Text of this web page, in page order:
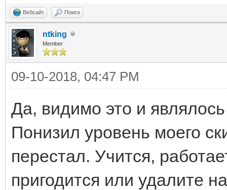
Вебсайт Поиск
ntking
Member
09-10-2018, 04:47 PM
Да, видимо это и
Понизил уровень моего
перестал. Учится,
пригодится или удалите